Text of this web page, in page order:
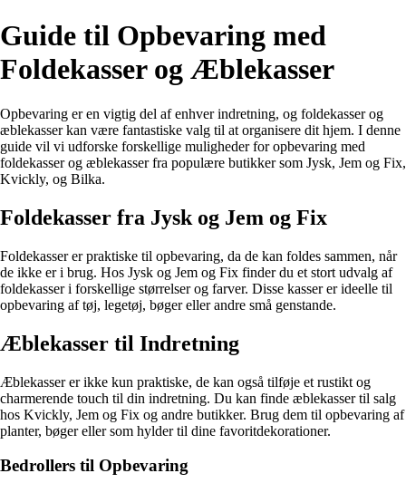
Guide til Opbevaring med
Foldekasser og Æblekasser
Opbevaring er en vigtig del af enhver indretning, og foldekasser og
æblekasser kan være fantastiske valg til at organisere dit hjem. I denne
guide vil vi udforske forskellige muligheder for opbevaring med
foldekasser og æblekasser fra populære butikker som Jysk, Jem og Fix,
Kvickly, og Bilka.
Foldekasser fra Jysk og Jem og Fix
Foldekasser er praktiske til opbevaring, da de kan foldes sammen, når
de ikke er i brug. Hos Jysk og Jem og Fix finder du et stort udvalg af
foldekasser i forskellige størrelser og farver. Disse kasser er ideelle til
opbevaring af tøj, legetøj, bøger eller andre små genstande.
Æblekasser til Indretning
Æblekasser er ikke kun praktiske, de kan også tilføje et rustikt og
charmerende touch til din indretning. Du kan finde æblekasser til salg
hos Kvickly, Jem og Fix og andre butikker. Brug dem til opbevaring af
planter, bøger eller som hylder til dine favoritdekorationer.
Bedrollers til Opbevaring